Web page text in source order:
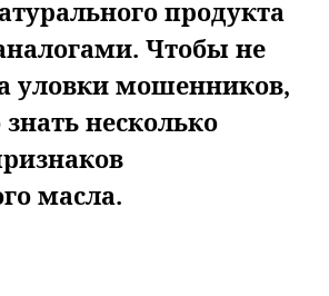
продукта
Чтобы не
уловки мошенников,
несколько
масла.